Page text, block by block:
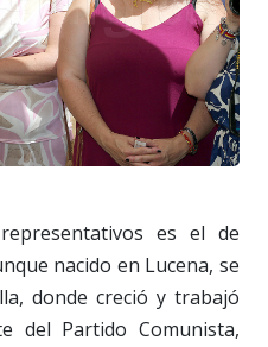
es el de
nacido en Lucena, se
donde creció y trabajó
del Partido Comunista,